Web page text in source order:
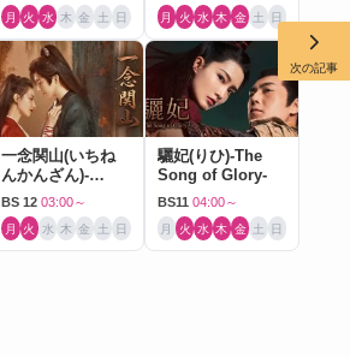
月 火 水 木 金 土 日 月 火 水 木 金 土 日
一念関山(いちね
んかんざん)-
Journey to Love-
BS 12 03:00～
月 火 水 木 金 土 日
驪妃(りひ)-The
Song of Glory-
BS11 04:00～
月 火 水 木 金 土 日
次の記事